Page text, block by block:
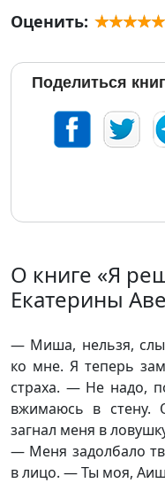
Оценить:
Поделиться
О книге «Я
Екатерины
— Миша, нельзя,
ко мне. Я теперь
страха. — Не надо,
вжимаюсь в стену.
загнал меня в
— Меня задолбало
в лицо. — Ты моя,